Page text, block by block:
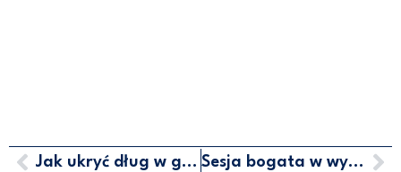
Jak ukryć dług w gminie? Sesja bogata w wydarzenia